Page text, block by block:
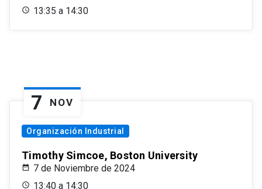
13:35 a 14:30
7 NOV
Organización Industrial
Timothy Simcoe, Boston University
7 de Noviembre de 2024
13:40 a 14:30